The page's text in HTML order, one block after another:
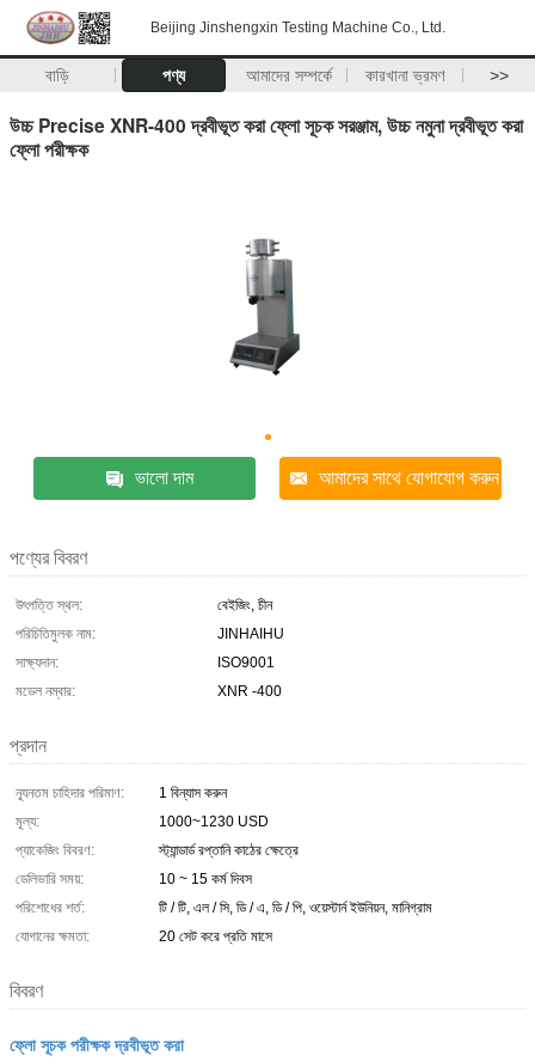
Beijing Jinshengxin Testing Machine Co., Ltd.
বাড়ি পণ্য আমাদের সম্পর্কে কারখানা ভ্রমণ >>
উচ্চ Precise XNR-400 দ্রবীভূত করা ফ্লো সূচক সরঞ্জাম, উচ্চ নমুনা দ্রবীভূত করা
ফ্লো পরীক্ষক
ভালো দাম আমাদের সাথে যোগাযোগ করুন
পণ্যের বিবরণ
উৎপত্তি স্থল:
বেইজিং, চীন
পরিচিতিমুলক নাম:
JINHAIHU
সাক্ষ্যদান:
ISO9001
মডেল নম্বার:
XNR -400
প্রদান
ন্যূনতম চাহিদার পরিমাণ:
1 বিন্যাস করুন
মূল্য:
1000~1230 USD
প্যাকেজিং বিবরণ:
স্ট্যান্ডার্ড রপ্তানি কাঠের ক্ষেত্রে
ডেলিভারি সময়:
10 ~ 15 কর্ম দিবস
পরিশোধের শর্ত:
টি / টি, এল / সি, ডি / এ, ডি / পি, ওয়েস্টার্ন ইউনিয়ন, মানিগ্রাম
যোগানের ক্ষমতা:
20 সেট করে প্রতি মাসে
বিবরণ
ফ্লো সূচক পরীক্ষক দ্রবীভূত করা